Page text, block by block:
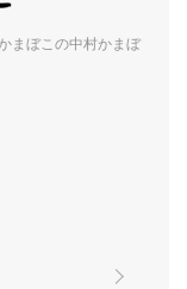
まぼこの中村かまぼ